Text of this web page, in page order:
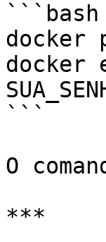
```bash
docker
```
O
***